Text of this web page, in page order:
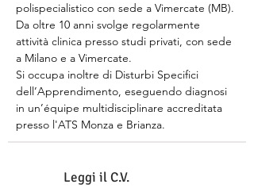
polispecialistico con sede a Vimercate (MB).
Da oltre 10 anni svolge regolarmente
attività clinica presso studi privati, con sede
a Milano e a Vimercate.
Si occupa inoltre di Disturbi Specifici
dell’Apprendimento, eseguendo diagnosi
in un’équipe multidisciplinare accreditata
presso l'ATS Monza e Brianza.
Leggi il C.V.